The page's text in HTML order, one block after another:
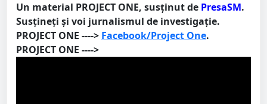
Un material PROJECT ONE, susținut de PresaSM.
Susțineți și voi jurnalismul de investigație.
PROJECT ONE ----> Facebook/Project One.
PROJECT ONE ---->